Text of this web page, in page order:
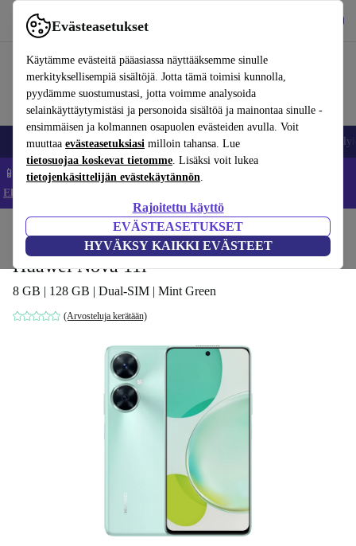
Evästeasetukset
Käytämme evästeitä pääasiassa näyttääksemme sinulle
merkityksellisempiä sisältöjä. Jotta tämä toimisi kunnolla,
pyydämme suostumustasi, jotta voimme analysoida
selainkäyttäytymistäsi ja personoida sisältöä ja mainontaa sinulle -
ensimmäisen ja kolmannen osapuolen evästeiden avulla. Voit
muuttaa evästeasetuksiasi milloin tahansa. Lue
tietosuojaa koskevat tietomme. Lisäksi voit lukea
tietojenkäsittelijän evästekäytännön.
Rajoitettu käyttö
EVÄSTEASETUKSET
HYVÄKSY KAIKKI EVÄSTEET
Käytä refurbed-palvelua nopeasti ja helposti
Matkapuhelimet ja älypuhelimet Kannettavat tietokoneet
📱 Säästä 5 % LISÄÄ iPhoneista – Koodi: IPHONEDEAL –
Ehdot ja säännöt
Matkapuhelimet ja älypuhelimet Huawei-puhelimet
Huawei Nova 11i
8 GB | 128 GB | Dual-SIM | Mint Green
(Arvosteluja kerätään)